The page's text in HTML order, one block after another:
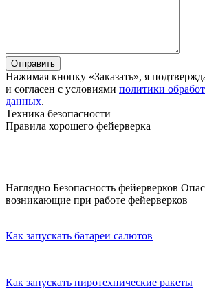
Отправить
Нажимая кнопку «Заказать», я
и согласен с условиями политики
данных.
Техника безопасности
Правила хорошего фейерверка
Наглядно Безопасность фейерверков
возникающие при работе фейерверков
Как запускать батареи салютов
Как запускать пиротехнические ракеты